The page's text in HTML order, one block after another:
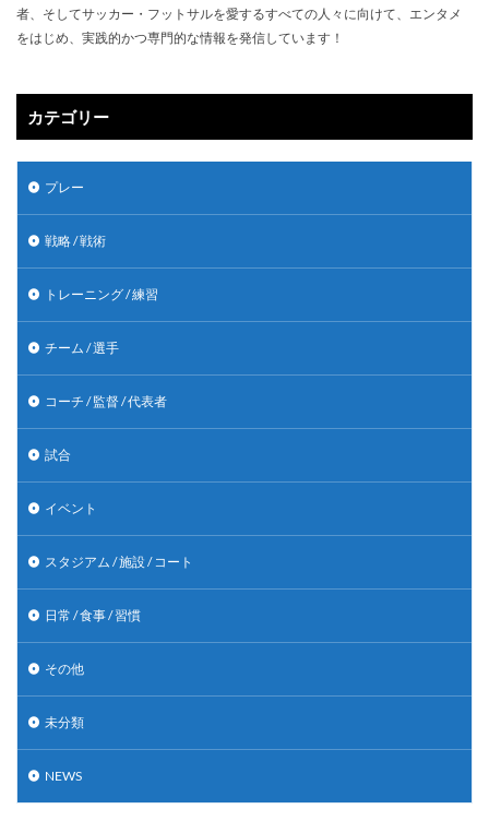
者、そしてサッカー・フットサルを愛するすべての人々に向けて、エンタメ
をはじめ、実践的かつ専門的な情報を発信しています！
カテゴリー
プレー
戦略 / 戦術
トレーニング / 練習
チーム / 選手
コーチ / 監督 / 代表者
試合
イベント
スタジアム / 施設 / コート
日常 / 食事 / 習慣
その他
未分類
NEWS